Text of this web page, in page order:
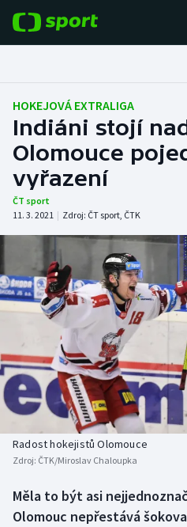
Fotbal
Hokej
Tenis
Atletika
Cyklistika
DALŠÍ SPORTY
Americký fotbal
Baseball a softbal
Basketbal
Biatlon
Box
NEPŘEHLÉDNĚTE
Soutěže
Historické návraty
Aplikace ČT sport
HOKEJOVÁ EXTRALIGA
Indiáni stojí
Olomouce
vyřazení
ČT sport
11. 3. 2021 | Zdroj: ČT sport, ČTK
Radost hokejistů Olomouce
Zdroj: ČTK/Miroslav Chaloupka
Měla to být asi
Olomouc nepřestává